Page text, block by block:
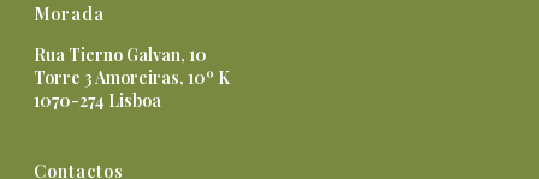
Morada
Rua Tierno Galvan, 10
Torre 3 Amoreiras, 10º K
1070-274 Lisboa
Contactos